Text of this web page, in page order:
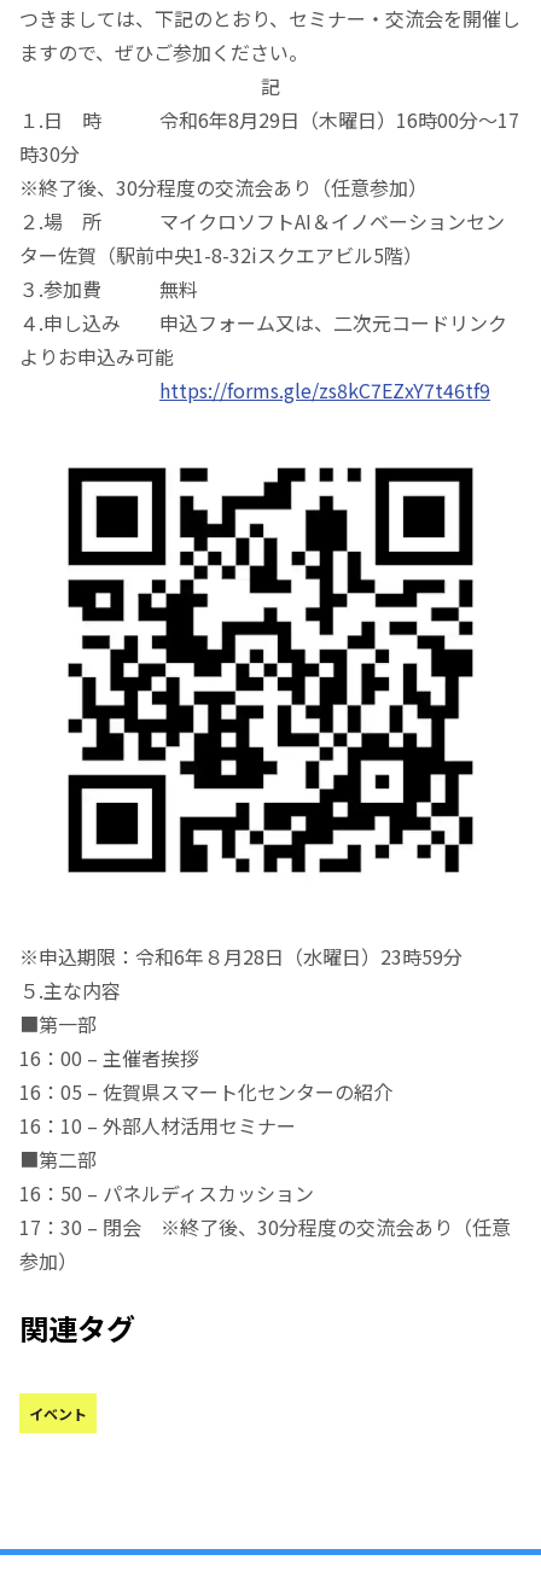
つきましては、下記のとおり、セミナー・交流会を開催し
ますので、ぜひご参加ください。
記
１.日 時 令和6年8月29日（木曜日）16時00分～17
時30分
※終了後、30分程度の交流会あり（任意参加）
２.場 所 マイクロソフトAI＆イノベーションセン
ター佐賀（駅前中央1-8-32iスクエアビル5階）
３.参加費 無料
４.申し込み 申込フォーム又は、二次元コードリンク
よりお申込み可能
https://forms.gle/zs8kC7EZxY7t46tf9
※申込期限：令和6年８月28日（水曜日）23時59分
５.主な内容
■第一部
16：00 – 主催者挨拶
16：05 – 佐賀県スマート化センターの紹介
16：10 – 外部人材活用セミナー
■第二部
16：50 – パネルディスカッション
17：30 – 閉会 ※終了後、30分程度の交流会あり（任意
参加）
関連タグ
イベント